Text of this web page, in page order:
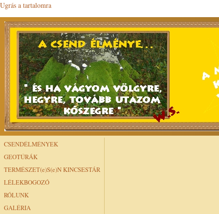
Ugrás a tartalomra
CSENDÉLMÉNYEK
GEOTÚRÁK
TERMÉSZET(e)S(e)N KINCSESTÁR
LÉLEKBOGOZÓ
RÓLUNK
GALÉRIA